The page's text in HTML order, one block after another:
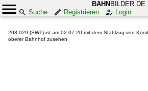
BAHN BILDER.DE
Suche
Registrieren Login
203 029 (SWT) ist am 02.07.20 mit dem Stahlzug von
oberer Bahnhof zusehen